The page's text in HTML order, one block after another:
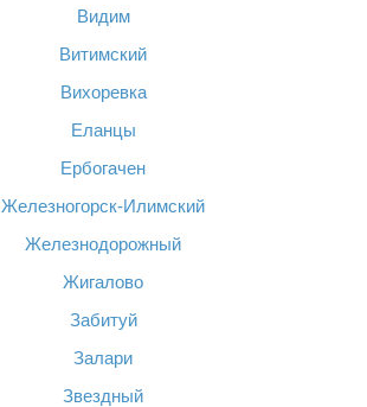
Видим
Витимский
Вихоревка
Еланцы
Ербогачен
Железногорск-Илимский
Железнодорожный
Жигалово
Забитуй
Залари
Звездный